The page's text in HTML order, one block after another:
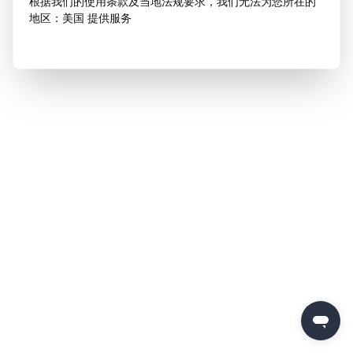
地区：美国 提供服务